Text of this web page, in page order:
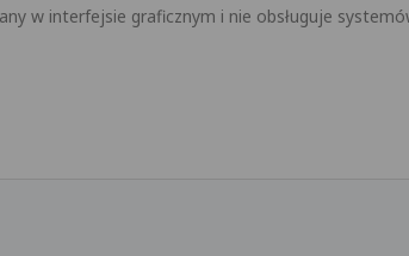
w interfejsie graficznym i nie obsługuje